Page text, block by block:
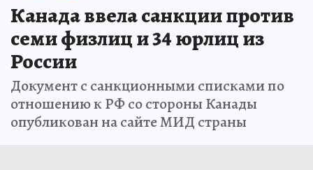
Канада ввела санкции против
семи физлиц и 34 юрлиц из
России
Документ с санкционными списками по
отношению к РФ со стороны Канады
опубликован на сайте МИД страны